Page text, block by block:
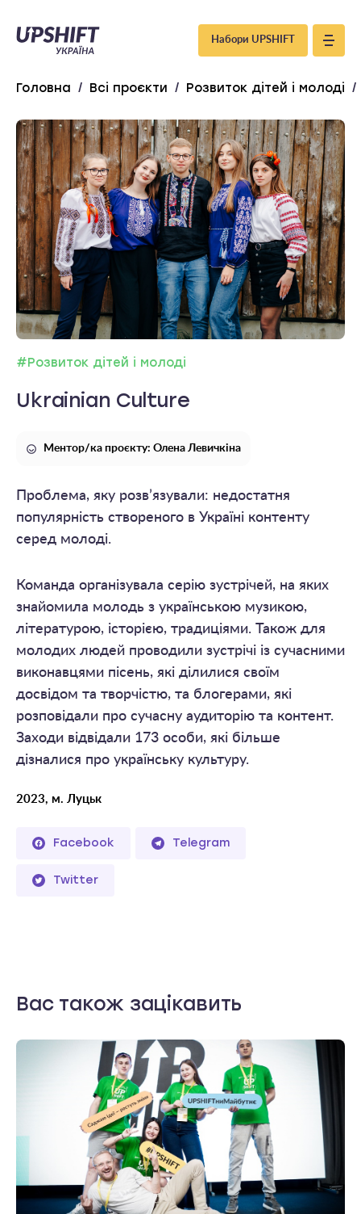
Upshift
–
Україна
Набори UPSHIFT
Головна / Всі проєкти / Розвиток дітей і молоді /
#Розвиток дітей і молоді
Ukrainian Culture
Ментор/ка проєкту: Олена Левичкіна
Проблема, яку розв’язували: недостатня
популярність створеного в Україні контенту
серед молоді.
Команда організувала серію зустрічей, на яких
знайомила молодь з українською музикою,
літературою, історією, традиціями. Також для
молодих людей проводили зустрічі із сучасними
виконавцями пісень, які ділилися своїм
досвідом та творчістю, та блогерами, які
розповідали про сучасну аудиторію та контент.
Заходи відвідали 173 особи, які більше
дізналися про українську культуру.
2023, м. Луцьк
Facebook Telegram
Twitter
Вас також зацікавить